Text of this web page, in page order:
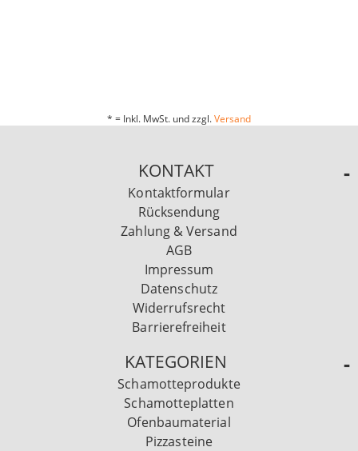
* = Inkl. MwSt. und zzgl.Versand
KONTAKT
Kontaktformular
Rücksendung
Zahlung & Versand
AGB
Impressum
Datenschutz
Widerrufsrecht
Barrierefreiheit
KATEGORIEN
Schamotteprodukte
Schamotteplatten
Ofenbaumaterial
Pizzasteine